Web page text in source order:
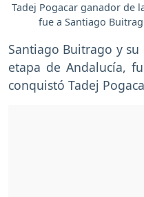
Tadej Pogacar ganador de
fue a Santiago
Santiago Buitrago y
etapa de Andalucía,
conquistó Tadej